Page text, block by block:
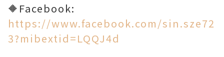
🔶Facebook:
https://www.facebook.com/sin.sze72
3?mibextid=LQQJ4d